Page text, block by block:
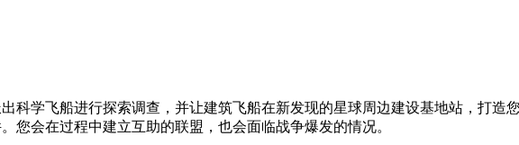
科学飞船进行探索调查，并让建筑飞船在新发现的星球周边建设基地站，打造
您会在过程中建立互助的联盟，也会面临战争爆发的情况。